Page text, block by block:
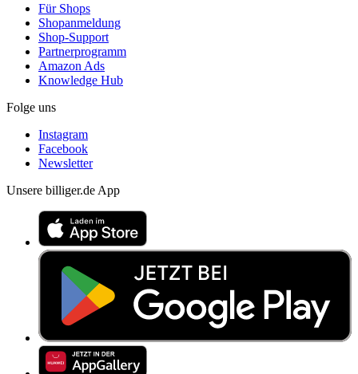
Für Shops
Shopanmeldung
Shop-Support
Partnerprogramm
Amazon Ads
Knowledge Hub
Folge uns
Instagram
Facebook
Newsletter
Unsere billiger.de App